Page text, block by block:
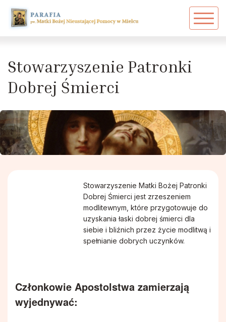
Duszpasterze
Duszpasterze w historii parafii
Dawni proboszczowie
Patronka Mielca
Pismo IKONA
Arcybractwo Serca Pana Jezusa
Caritas
Dziewczęca Służba Maryjna
Grupa Ojca Pio
Rodzinne Róże Różańcowe
Koło Przyjaciół Radia Maryja
PPT - Grupa 17
Stowarzyszenie Patronki
Dobrej Śmierci
Stowarzyszenie Matki Bożej Patronki
Dobrej Śmierci jest zrzeszeniem
modlitewnym, które przygotowuje do
uzyskania łaski dobrej śmierci dla
siebie i bliźnich przez życie modlitwą i
spełnianie dobrych uczynków.
Członkowie Apostolstwa zamierzają
wyjednywać: